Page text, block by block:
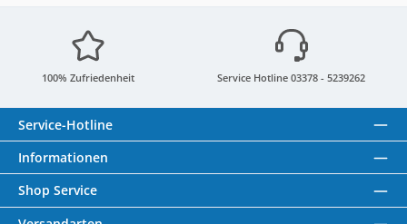
100% Zufriedenheit Service Hotline 03378 - 5239262
Service-Hotline
Informationen
Shop Service